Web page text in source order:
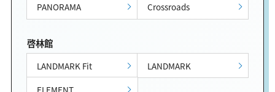
PANORAMA Crossroads
啓林館
LANDMARK Fit
LANDMARK